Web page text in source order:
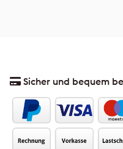
Sicher und bequem